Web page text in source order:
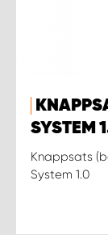
SYSTEM
Knappsats
System 1.0